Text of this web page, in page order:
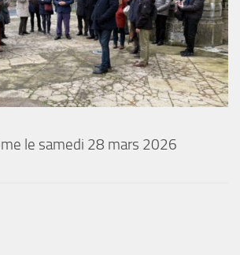
le samedi 28 mars 2026